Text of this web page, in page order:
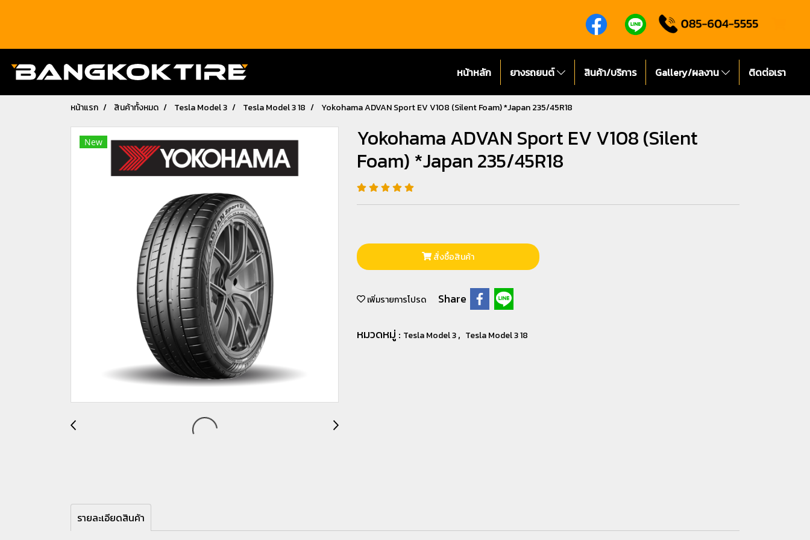
หน้าหลัก ยางรถยนต์ สินค้า/บริการ Gallery/ผลงาน ติดต่อเรา
หน้าแรก สินค้าทั้งหมด Tesla Model 3 Tesla Model 3 18 Yokohama ADVAN Sport EV V108 (Silent Foam) *Japan 235/45R18
New Yokohama ADVAN Sport EV V108 (Silent
Foam) *Japan 235/45R18
สั่งซื้อสินค้า
เพิ่มรายการโปรด Share
หมวดหมู่ : Tesla Model 3, Tesla Model 3 18
รายละเอียดสินค้า